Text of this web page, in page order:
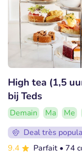
High tea (1,5
bij Teds
Demain Ma Me
Deal très
9.4
Parfait • 74